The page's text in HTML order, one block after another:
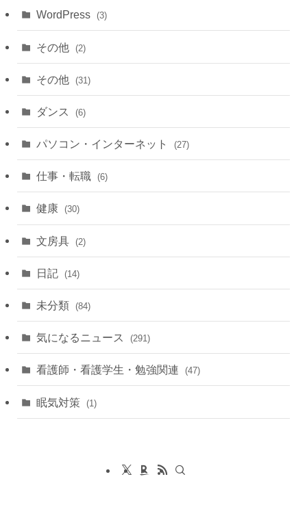
WordPress (3)
その他 (2)
その他 (31)
ダンス (6)
パソコン・インターネット (27)
仕事・転職 (6)
健康 (30)
文房具 (2)
日記 (14)
未分類 (84)
気になるニュース (291)
看護師・看護学生・勉強関連 (47)
眠気対策 (1)